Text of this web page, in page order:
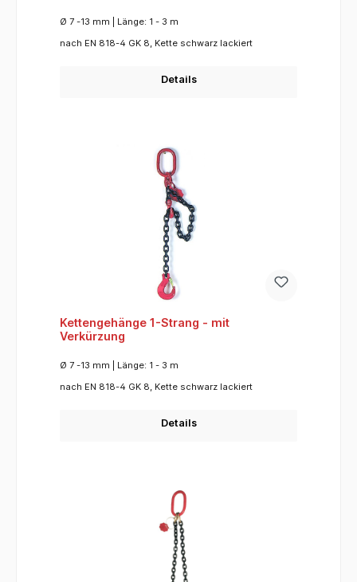
Ø 7 -13 mm | Länge: 1 - 3 m
nach EN 818-4 GK 8, Kette schwarz lackiert
Details
Kettengehänge 1-Strang - mit
Verkürzung
Ø 7 -13 mm | Länge: 1 - 3 m
nach EN 818-4 GK 8, Kette schwarz lackiert
Details